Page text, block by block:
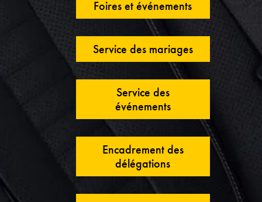
Foires et événements
Service des mariages
Service des
événements
Encadrement des
délégations